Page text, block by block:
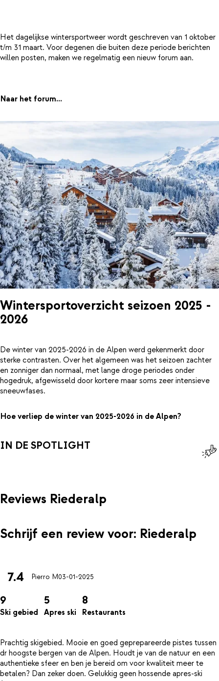
Het dagelijkse wintersportweer wordt geschreven van 1 oktober
t/m 31 maart. Voor degenen die buiten deze periode berichten
willen posten, maken we regelmatig een nieuw forum aan.
Naar het forum...
Wintersportoverzicht seizoen 2025 -
2026
De winter van 2025-2026 in de Alpen werd gekenmerkt door
sterke contrasten. Over het algemeen was het seizoen zachter
en zonniger dan normaal, met lange droge periodes onder
hogedruk, afgewisseld door kortere maar soms zeer intensieve
sneeuwfases.
Hoe verliep de winter van 2025-2026 in de Alpen?
IN DE SPOTLIGHT
Reviews Riederalp
Schrijf een review voor: Riederalp
7.4 Pierro M03-01-2025
9
Ski gebied
5
Apres ski
8
Restaurants
Prachtig skigebied. Mooie en goed geprepareerde pistes tussen
dr hoogste bergen van de Alpen. Houdt je van de natuur en een
authentieke sfeer en ben je bereid om voor kwaliteit meer te
betalen? Dan zeker doen. Gelukkig geen hossende apres-ski